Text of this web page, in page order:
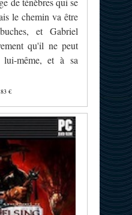
le chemin va être
et Gabriel
qu'il ne peut
même, et à sa
€